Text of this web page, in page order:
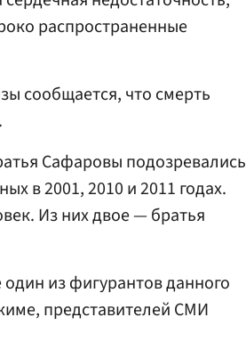
распространенные
сообщается, что смерть
Сафаровы подозревались
в 2001, 2010 и 2011 годах.
Из них двое — братья
из фигурантов данного
представителей СМИ